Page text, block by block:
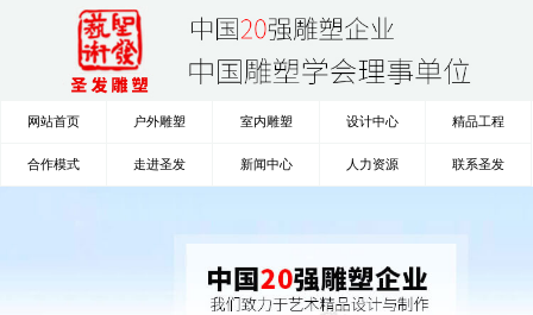
网站首页 户外雕塑 室内雕塑 设计中心 精品工程
合作模式 走进圣发 新闻中心 人力资源 联系圣发